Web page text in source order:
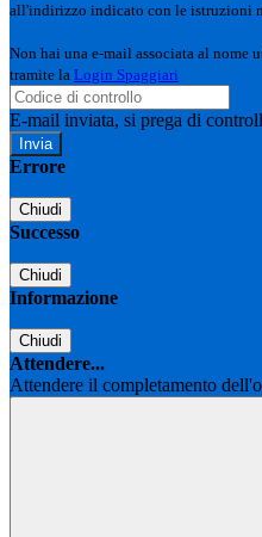
all'indirizzo indicato con le istruzioni
Non hai una e-mail associata al nome
tramite la Login Spaggiari
E-mail inviata, si prega di
Errore
Chiudi
Successo
Chiudi
Informazione
Chiudi
Attendere...
Attendere il completamento